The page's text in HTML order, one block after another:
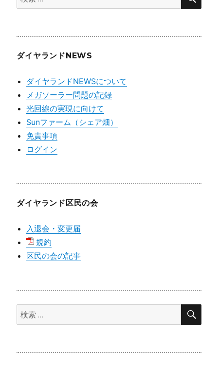
索:
ダイヤランドNEWS
ダイヤランドNEWSについて
メガソーラー問題の記録
光回線の実現に向けて
Sunファーム（シェア畑）
免責事項
ログイン
ダイヤランド区民の会
入退会・変更届
規約
区民の会の記事
検
索:
検